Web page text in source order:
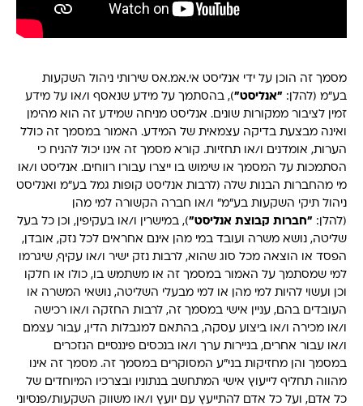
מסמך זה הוכן על ידי אנליסט אי.אמ.אס שירותי ניהול השקעות
בע"מ (להלן: "אנליסט"), בהסתמך על מידע שנאסף ו/או על מידע
זמין לציבור ממקורות שונים. אנליסט מניחה שמידע זה הוא מהימן
ואינה מבצעת בדיקה עצמאית של המידע. האמור במסמך זה כולל
הערות, אומדנים ו/או תחזיות. קורא מסמך זה אינו יכול להניח כי
הסתמכות על המסמך או שימוש בו ייצרו עבורו רווחים. אנליסט ו/או
מי מהחברות הבנות שלה (לרבות אנליסט קופות גמל בע"מ ואנליסט
ניהול תיקי השקעות בע"מ" ו/או חברה הקשורה למי מהן
(להלן: "חברות קבוצת אנליסט"), במישרין ו/או בעקיפין, וכן כל בעל
שליטה, נושא משרה ועובד במי מהן אינם אחראים לכל נזק, אובדן,
הפסד או הוצאה מכל סוג שהוא, לרבות נזק ישיר ו/או עקיף, שיגרמו
למי שמסתמך על האמור במסמך זה או משתמש בו, כולו או חלקו
וכן ועשוי להיות למי מהן או למי מבעלי השליטה, נושאי המשרה או
העובדים בהם, עניין אישי במסמך זה, לרבות החזקה ו/או רכישה
ו/או מכירה ו/או ביצוע עסקה, בהתאם למגבלות הדין, עבור עצמם
ו/או עבור אחרים, בניירות ערך ו/או בנכסים פיננסיים הנזכרים
במסמך והן מחזיקות בני"ע המסוקרים במסמך זה. מסמך זה אינו
מהווה תחליף לייעוץ אישי המתחשב בנתוניו ובצרכיו המיוחדים של
כל אדם, ועל כל אדם להתייעץ עם יועץ ו/או משווק השקעות/פנסיוני